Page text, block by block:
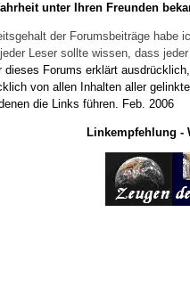
unter Ihren Freunden
der Forumsbeiträge
Leser sollte wissen, dass
dieses Forums erklärt
von allen Inhalten aller
die Links führen. Feb. 2006
Linkempfehlung -